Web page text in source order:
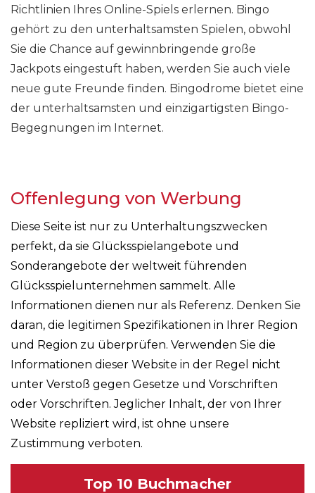
Richtlinien Ihres Online-Spiels erlernen. Bingo
gehört zu den unterhaltsamsten Spielen, obwohl
Sie die Chance auf gewinnbringende große
Jackpots eingestuft haben, werden Sie auch viele
neue gute Freunde finden. Bingodrome bietet eine
der unterhaltsamsten und einzigartigsten Bingo-
Begegnungen im Internet.
Offenlegung von Werbung
Diese Seite ist nur zu Unterhaltungszwecken
perfekt, da sie Glücksspielangebote und
Sonderangebote der weltweit führenden
Glücksspielunternehmen sammelt. Alle
Informationen dienen nur als Referenz. Denken Sie
daran, die legitimen Spezifikationen in Ihrer Region
und Region zu überprüfen. Verwenden Sie die
Informationen dieser Website in der Regel nicht
unter Verstoß gegen Gesetze und Vorschriften
oder Vorschriften. Jeglicher Inhalt, der von Ihrer
Website repliziert wird, ist ohne unsere
Zustimmung verboten.
Top 10 Buchmacher